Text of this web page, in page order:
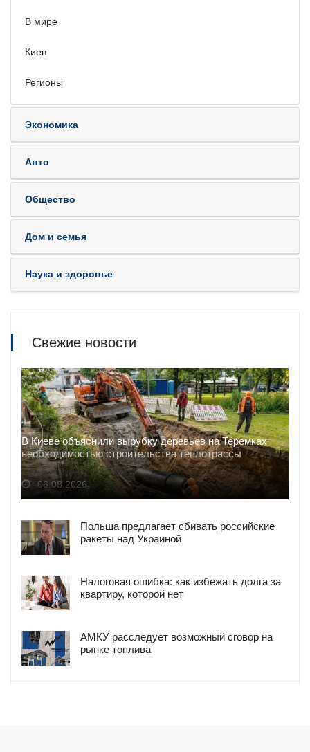
В мире
Киев
Регионы
Экономика
Авто
Общество
Дом и семья
Наука и здоровье
Свежие новости
В Киеве объяснили вырубку деревьев на Теремках
необходимостью строительства теплотрассы
06.08.2026
Польша предлагает сбивать российские
ракеты над Украиной
Налоговая ошибка: как избежать долга за
квартиру, которой нет
АМКУ расследует возможный сговор на
рынке топлива